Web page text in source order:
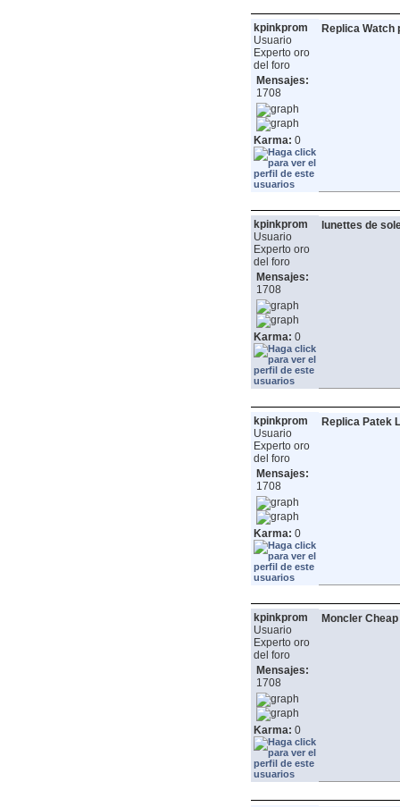
kpinkprom
Usuario
Experto oro
del foro
Mensajes:
1708
Karma: 0
Replica
kpinkprom
Usuario
Experto oro
del foro
Mensajes:
1708
Karma: 0
lunettes de
kpinkprom
Usuario
Experto oro
del foro
Mensajes:
1708
Karma: 0
Replica Patek
kpinkprom
Usuario
Experto oro
del foro
Mensajes:
1708
Karma: 0
Moncler Cheap